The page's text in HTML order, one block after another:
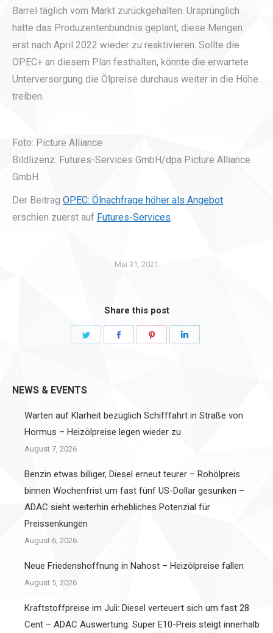
Barrel täglich vom Markt zurückgehalten. Ursprünglich
hatte das Produzentenbündnis geplant, diese Mengen
erst nach April 2022 wieder zu reaktivieren. Sollte die
OPEC+ an diesem Plan festhalten, könnte die erwartete
Unterversorgung die Ölpreise durchaus weiter in die Höhe
treiben.
Foto: Picture Alliance
Bildlizenz: Futures-Services GmbH/dpa Picture Alliance
GmbH
Der Beitrag OPEC: Ölnachfrage höher als Angebot
erschien zuerst auf Futures-Services.
Mai 31, 2021
Share this post
Share
NEWS & EVENTS
Warten auf Klarheit bezüglich Schifffahrt in Straße von
Hormus – Heizölpreise legen wieder zu
August 7, 2026
Benzin etwas billiger, Diesel erneut teurer – Rohölpreis
binnen Wochenfrist um fast fünf US-Dollar gesunken –
ADAC sieht weiterhin erhebliches Potenzial für
Preissenkungen
August 6, 2026
Neue Friedenshoffnung in Nahost – Heizölpreise fallen
August 5, 2026
Kraftstoffpreise im Juli: Diesel verteuert sich um fast 28
Cent – ADAC Auswertung: Super E10-Preis steigt innerhalb